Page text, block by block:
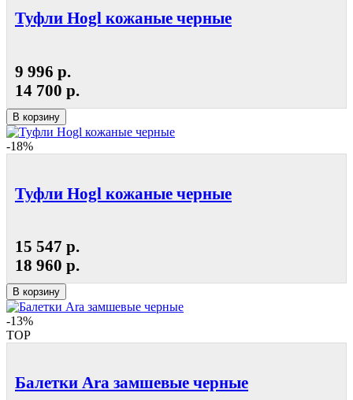
Туфли Hogl кожаные черные
9 996 р.
14 700 р.
В корзину
-18%
Туфли Hogl кожаные черные
15 547 р.
18 960 р.
В корзину
-13%
TOP
Балетки Ara замшевые черные